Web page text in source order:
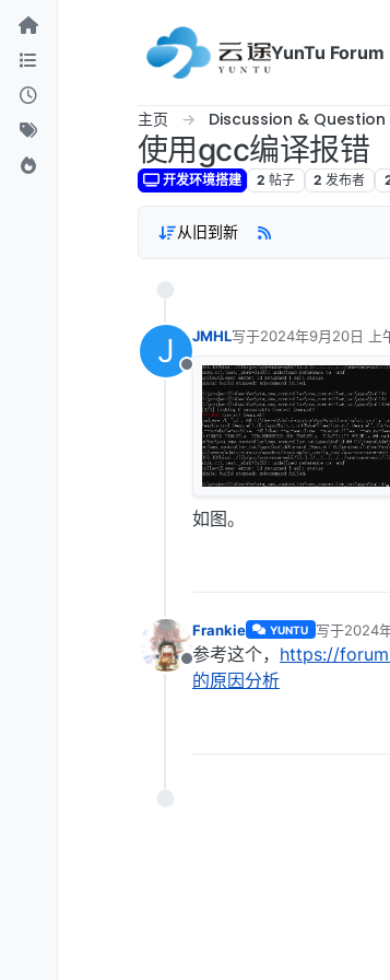
跳转至内容
YunTu Forum
主页 Discussion & Question
使用gcc编译报错
开发环境搭建 2 帖子 2 发布者
从旧到新
J
离线
JMHL写于2024年9月20日 上
最后由 编辑
如图。
离线
Frankie YUNTU 写于2024
最后由 编辑
参考这个， https://
的原因分析